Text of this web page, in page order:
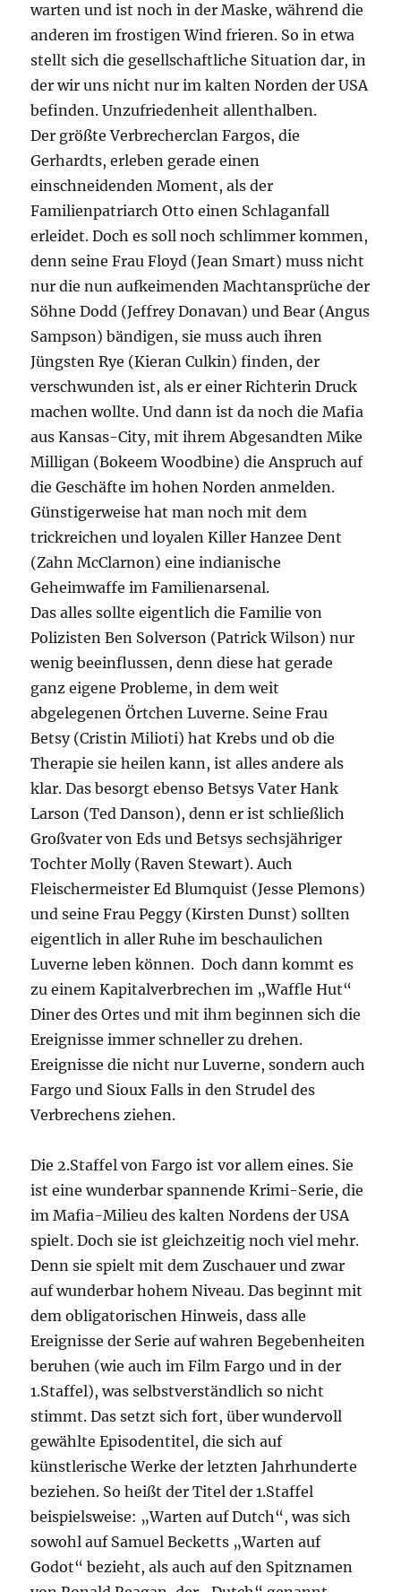
warten und ist noch in der Maske, während die
anderen im frostigen Wind frieren. So in etwa
stellt sich die gesellschaftliche Situation dar, in
der wir uns nicht nur im kalten Norden der USA
befinden. Unzufriedenheit allenthalben.
Der größte Verbrecherclan Fargos, die
Gerhardts, erleben gerade einen
einschneidenden Moment, als der
Familienpatriarch Otto einen Schlaganfall
erleidet. Doch es soll noch schlimmer kommen,
denn seine Frau Floyd (Jean Smart) muss nicht
nur die nun aufkeimenden Machtansprüche der
Söhne Dodd (Jeffrey Donavan) und Bear (Angus
Sampson) bändigen, sie muss auch ihren
Jüngsten Rye (Kieran Culkin) finden, der
verschwunden ist, als er einer Richterin Druck
machen wollte. Und dann ist da noch die Mafia
aus Kansas-City, mit ihrem Abgesandten Mike
Milligan (Bokeem Woodbine) die Anspruch auf
die Geschäfte im hohen Norden anmelden.
Günstigerweise hat man noch mit dem
trickreichen und loyalen Killer Hanzee Dent
(Zahn McClarnon) eine indianische
Geheimwaffe im Familienarsenal.
Das alles sollte eigentlich die Familie von
Polizisten Ben Solverson (Patrick Wilson) nur
wenig beeinflussen, denn diese hat gerade
ganz eigene Probleme, in dem weit
abgelegenen Örtchen Luverne. Seine Frau
Betsy (Cristin Milioti) hat Krebs und ob die
Therapie sie heilen kann, ist alles andere als
klar. Das besorgt ebenso Betsys Vater Hank
Larson (Ted Danson), denn er ist schließlich
Großvater von Eds und Betsys sechsjähriger
Tochter Molly (Raven Stewart). Auch
Fleischermeister Ed Blumquist (Jesse Plemons)
und seine Frau Peggy (Kirsten Dunst) sollten
eigentlich in aller Ruhe im beschaulichen
Luverne leben können. Doch dann kommt es
zu einem Kapitalverbrechen im „Waffle Hut“
Diner des Ortes und mit ihm beginnen sich die
Ereignisse immer schneller zu drehen.
Ereignisse die nicht nur Luverne, sondern auch
Fargo und Sioux Falls in den Strudel des
Verbrechens ziehen.
Die 2.Staffel von Fargo ist vor allem eines. Sie
ist eine wunderbar spannende Krimi-Serie, die
im Mafia-Milieu des kalten Nordens der USA
spielt. Doch sie ist gleichzeitig noch viel mehr.
Denn sie spielt mit dem Zuschauer und zwar
auf wunderbar hohem Niveau. Das beginnt mit
dem obligatorischen Hinweis, dass alle
Ereignisse der Serie auf wahren Begebenheiten
beruhen (wie auch im Film Fargo und in der
1.Staffel), was selbstverständlich so nicht
stimmt. Das setzt sich fort, über wundervoll
gewählte Episodentitel, die sich auf
künstlerische Werke der letzten Jahrhunderte
beziehen. So heißt der Titel der 1.Staffel
beispielsweise: „Warten auf Dutch“, was sich
sowohl auf Samuel Becketts „Warten auf
Godot“ bezieht, als auch auf den Spitznamen